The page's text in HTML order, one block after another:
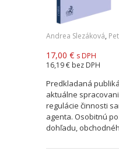
Andrea Slezáková,
17,00 € s DPH
16,19 € bez DPH
Predkladaná
aktuálne
regulácie činnosti
agenta. Osobitnú
dohľadu,